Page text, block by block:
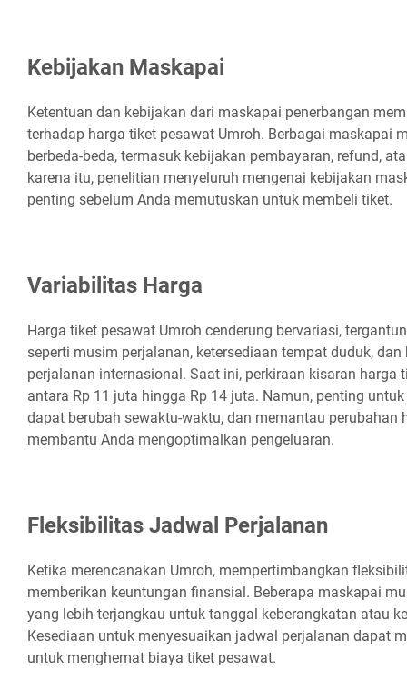
Kebijakan Maskapai
Ketentuan dan kebijakan dari maskapai penerbangan
terhadap harga tiket pesawat Umroh. Berbagai maskapai
berbeda-beda, termasuk kebijakan pembayaran, refund,
karena itu, penelitian menyeluruh mengenai kebijakan
penting sebelum Anda memutuskan untuk membeli tiket.
Variabilitas Harga
Harga tiket pesawat Umroh cenderung bervariasi,
seperti musim perjalanan, ketersediaan tempat duduk,
perjalanan internasional. Saat ini, perkiraan kisaran harga
antara Rp 11 juta hingga Rp 14 juta. Namun, penting
dapat berubah sewaktu-waktu, dan memantau perubahan
membantu Anda mengoptimalkan pengeluaran.
Fleksibilitas Jadwal Perjalanan
Ketika merencanakan Umroh, mempertimbangkan
memberikan keuntungan finansial. Beberapa maskapai
yang lebih terjangkau untuk tanggal keberangkatan atau
Kesediaan untuk menyesuaikan jadwal perjalanan dapat
untuk menghemat biaya tiket pesawat.